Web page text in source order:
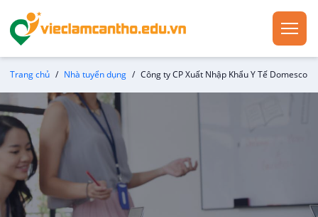
Trang chủ Nhà tuyển dụng Công ty CP Xuất Nhập Khẩu Y Tế Domesco